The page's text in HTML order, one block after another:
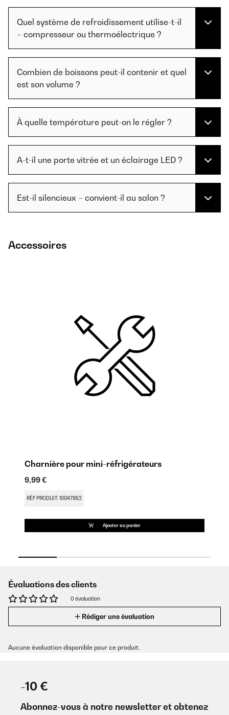
Quel système de refroidissement utilise-t-il
– compresseur ou thermoélectrique ?
Combien de boissons peut-il contenir et quel
est son volume ?
À quelle température peut-on le régler ?
A-t-il une porte vitrée et un éclairage LED ?
Est-il silencieux – convient-il au salon ?
Accessoires
Charnière pour mini-réfrigérateurs
9,99 €
RÉF PRODUIT: 10047952
Ajouter au panier
Évaluations des clients
0 évaluation
Rédiger une évaluation
Aucune évaluation disponible pour ce produit.
-10 €
Abonnez-vous à notre newsletter et obtenez